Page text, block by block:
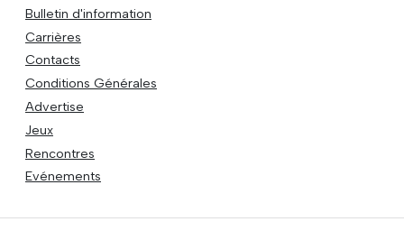
Bulletin d'information
Carrières
Contacts
Conditions Générales
Advertise
Jeux
Rencontres
Evénements